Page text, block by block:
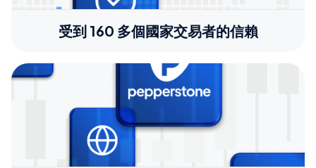
受到 160 多個國家交易者的信賴